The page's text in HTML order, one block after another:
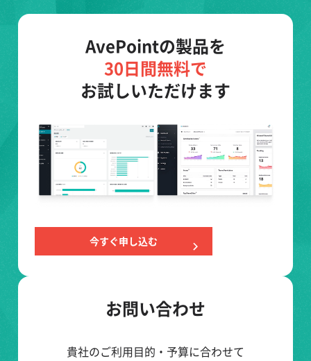
AvePointの製品を
30日間無料で
お試しいただけます
今すぐ申し込む
お問い合わせ
貴社のご利用目的・予算に合わせて